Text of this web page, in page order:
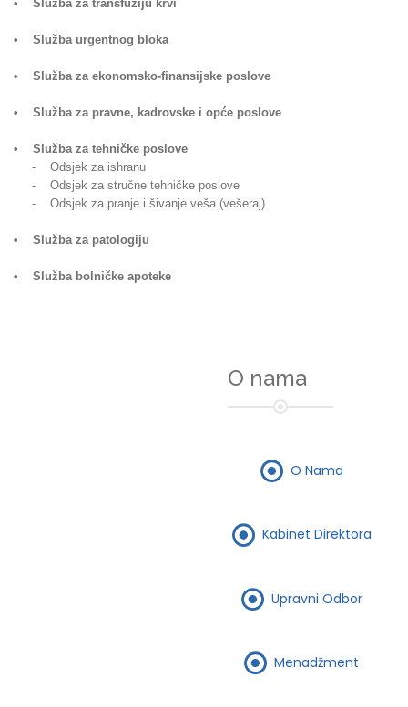
• Služba za transfuziju krvi
• Služba urgentnog bloka
• Služba za ekonomsko-finansijske poslove
• Služba za pravne, kadrovske i opće poslove
• Služba za tehničke poslove
- Odsjek za ishranu
- Odsjek za stručne tehničke poslove
- Odsjek za pranje i šivanje veša (vešeraj)
• Služba za patologiju
• Služba bolničke apoteke
O nama
O Nama
Kabinet Direktora
Upravni Odbor
Menadžment